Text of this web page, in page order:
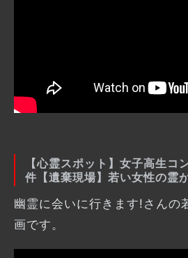
【心霊スポット】女子高生コ
件【遺棄現場】若い女性の霊
幽霊に会いに行きます!さんの
画です。